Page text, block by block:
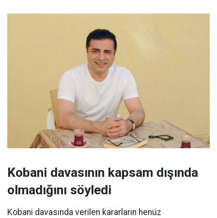
Kobani davasının kapsam dışında
olmadığını söyledi
Kobani davasında verilen kararların henüz